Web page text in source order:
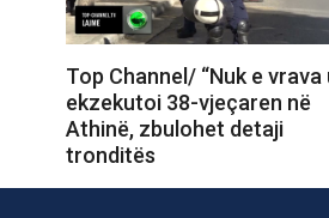
Top Channel/ “Nuk e vrava
ekzekutoi 38-vjeçaren në
Athinë, zbulohet detaji
tronditës